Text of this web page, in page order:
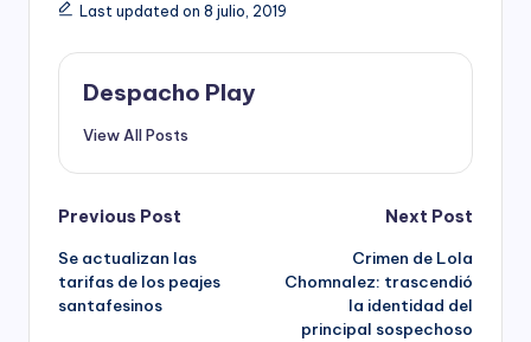
Last updated on 8 julio, 2019
Despacho Play
View All Posts
Post
navigation
Previous Post
Se actualizan las
tarifas de los peajes
santafesinos
Next Post
Crimen de Lola
Chomnalez: trascendió
la identidad del
principal sospechoso